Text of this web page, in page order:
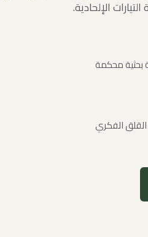
الإلحادية.
محكمة
الفكري